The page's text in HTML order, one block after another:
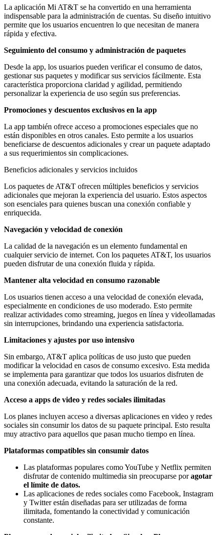
La aplicación Mi AT&T se ha convertido en una herramienta
indispensable para la administración de cuentas. Su diseño intuitivo
permite que los usuarios encuentren lo que necesitan de manera
rápida y efectiva.
Seguimiento del consumo y administración de paquetes
Desde la app, los usuarios pueden verificar el consumo de datos,
gestionar sus paquetes y modificar sus servicios fácilmente. Esta
característica proporciona claridad y agilidad, permitiendo
personalizar la experiencia de uso según sus preferencias.
Promociones y descuentos exclusivos en la app
La app también ofrece acceso a promociones especiales que no
están disponibles en otros canales. Esto permite a los usuarios
beneficiarse de descuentos adicionales y crear un paquete adaptado
a sus requerimientos sin complicaciones.
Beneficios adicionales y servicios incluidos
Los paquetes de AT&T ofrecen múltiples beneficios y servicios
adicionales que mejoran la experiencia del usuario. Estos aspectos
son esenciales para quienes buscan una conexión confiable y
enriquecida.
Navegación y velocidad de conexión
La calidad de la navegación es un elemento fundamental en
cualquier servicio de internet. Con los paquetes AT&T, los usuarios
pueden disfrutar de una conexión fluida y rápida.
Mantener alta velocidad en consumo razonable
Los usuarios tienen acceso a una velocidad de conexión elevada,
especialmente en condiciones de uso moderado. Esto permite
realizar actividades como streaming, juegos en línea y videollamadas
sin interrupciones, brindando una experiencia satisfactoria.
Limitaciones y ajustes por uso intensivo
Sin embargo, AT&T aplica políticas de uso justo que pueden
modificar la velocidad en casos de consumo excesivo. Esta medida
se implementa para garantizar que todos los usuarios disfruten de
una conexión adecuada, evitando la saturación de la red.
Acceso a apps de video y redes sociales ilimitadas
Los planes incluyen acceso a diversas aplicaciones en video y redes
sociales sin consumir los datos de su paquete principal. Esto resulta
muy atractivo para aquellos que pasan mucho tiempo en línea.
Plataformas compatibles sin consumir datos
Las plataformas populares como YouTube y Netflix permiten
disfrutar de contenido multimedia sin preocuparse poragotar
el límite de datos.
Las aplicaciones de redes sociales como Facebook, Instagram
y Twitter están diseñadas para ser utilizadas de forma
ilimitada, fomentando la conectividad y comunicación
constante.